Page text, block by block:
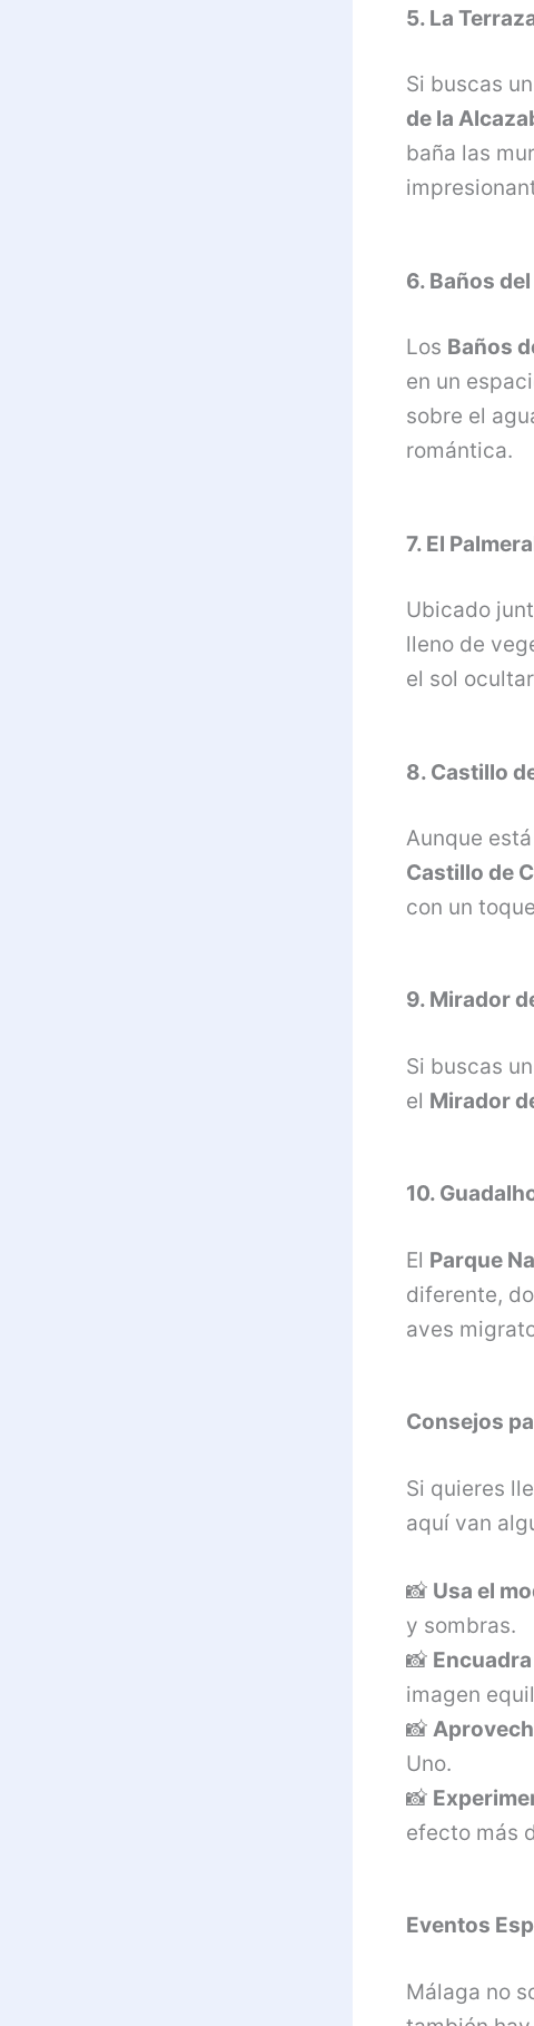
5. La
Si buscas
de la
baña las
6. Baños
Los Baños
en un
sobre el
romántica.
7. El
Ubicado
lleno de
el sol
8. Castillo
Aunque
Castillo de
con un
9. Mirador
Si buscas
el Mirador
10.
El Parque
diferente,
aves
Consejos
Si quieres
aquí van
📸 Usa el
y sombras.
📸
imagen
📸
Uno.
📸
efecto más
Eventos
Málaga no